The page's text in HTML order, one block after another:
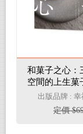
和菓子之心：
空間的上生菓
子技藝
出版品牌 :
定價